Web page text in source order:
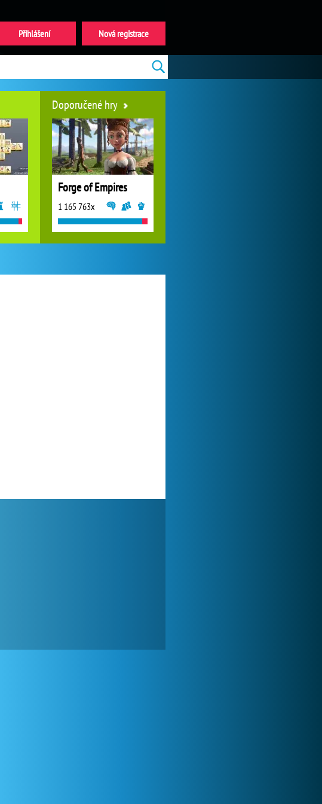
Doporučené hry
Forge of Empires
1 165 763x
Nová registrace
Přihlášení